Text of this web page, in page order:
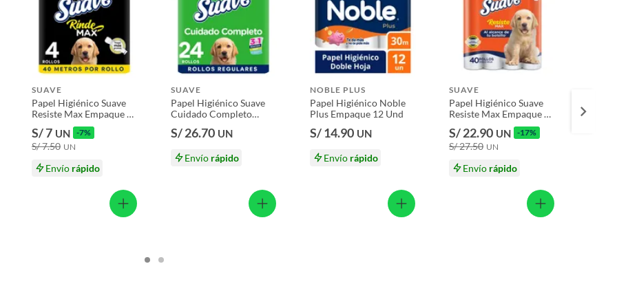
productos para asfalto, hormigón, albañilería.
productos para asfalto.
tecnología, línea blanca, colchones, muebles, bicicletas y
alimenticios, vitaminas.
SUAVE
Papel Higiénico Suave
Resiste Max Empaque 4
S/ 7 UN -7%
S/ 7.50 UN
Envío rápido
SUAVE
Papel Higiénico Suave
Cuidado Completo
S/ 26.70 UN
Envío rápido
NOBLE PLUS
Papel Higiénico Noble
Plus Empaque 12 Und
S/ 14.90 UN
Envío rápido
SUAVE
Papel Higiénico Suave
Resiste Max Empaque 40
S/ 22.90 UN -17%
S/ 27.50 UN
Envío rápido